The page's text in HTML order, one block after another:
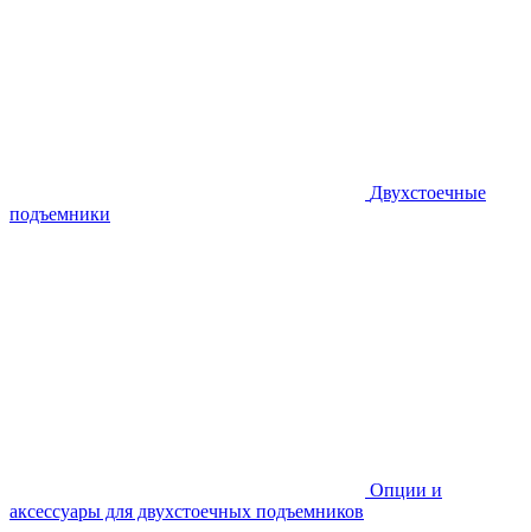
Двухстоечные
подъемники
Опции и
аксессуары для двухстоечных подъемников